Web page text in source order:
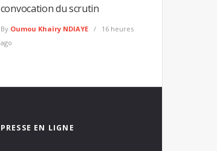
convocation du scrutin
By Oumou Khaïry NDIAYE
16 heures
ago
PRESSE EN LIGNE